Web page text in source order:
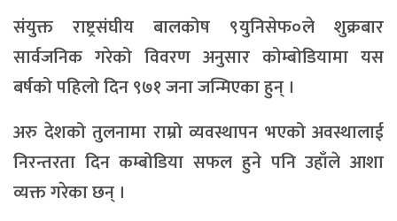
संयुक्त राष्ट्रसंघीय बालकोष ९युनिसेफ०ले शुक्रबार
सार्वजनिक गरेको विवरण अनुसार कोम्बोडियामा यस
बर्षको पहिलो दिन ९७१ जना जन्मिएका हुन् ।
अरु देशको तुलनामा राम्रो व्यवस्थापन भएको अवस्थालाई
निरन्तरता दिन कम्बोडिया सफल हुने पनि उहाँले आशा
व्यक्त गरेका छन् ।